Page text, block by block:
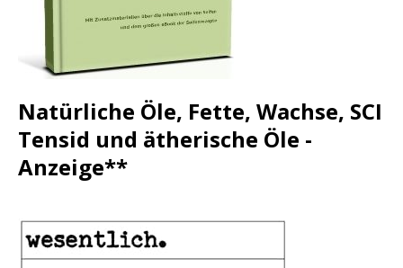
Natürliche Öle, Fette, Wachse, SCI
Tensid und ätherische Öle -
Anzeige**